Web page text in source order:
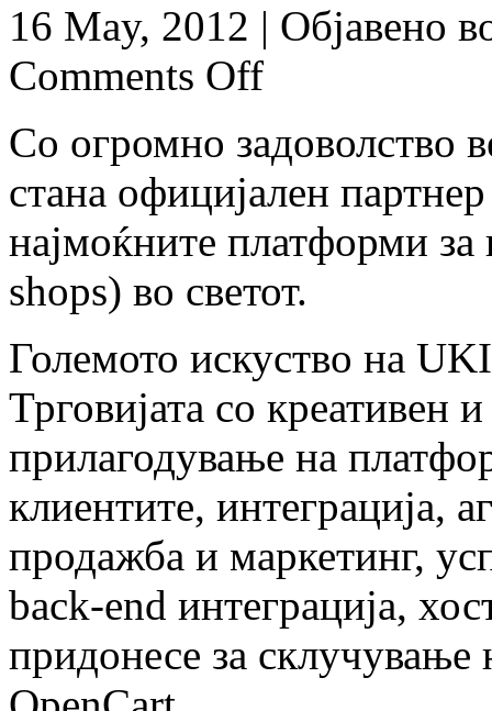
16 May, 2012 | Објавено
Comments Off
Со огромно задоволство
стана официјален
најмоќните платформи
shops) во светот.
Големото искуство на
Трговијата со креативен
прилагодување на
клиентите, интеграција,
продажба и маркетинг,
back-end интеграција,
придонесе за склучување